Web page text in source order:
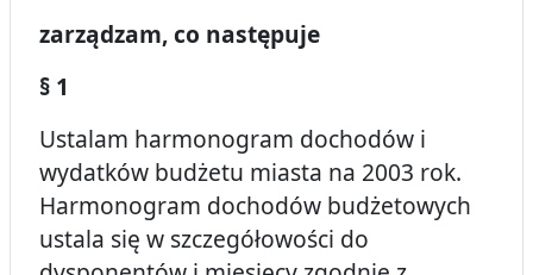
zarządzam, co następuje
§ 1
Ustalam harmonogram dochodów i
wydatków budżetu miasta na 2003 rok.
Harmonogram dochodów budżetowych
ustala się w szczegółowości do